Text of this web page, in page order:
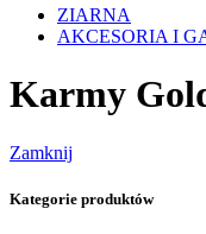
ZIARNA
AKCESORIA I
Karmy
Zamknij
Kategorie produktów